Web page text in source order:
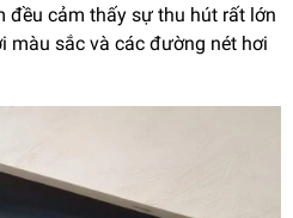
đều cảm thấy sự thu hút rất lớn
màu sắc và các đường nét hơi